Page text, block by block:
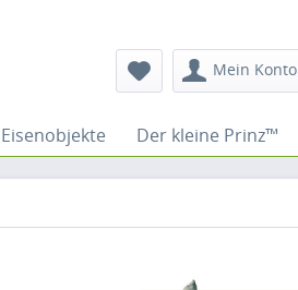
Mein Konto
Eisenobjekte Der kleine Prinz™